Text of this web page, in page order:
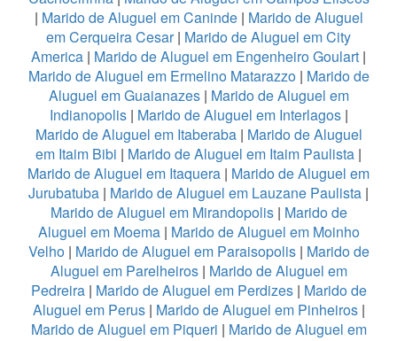
| Marido de Aluguel em Caninde| Marido de Aluguel
em Cerqueira Cesar| Marido de Aluguel em City
America | Marido de Aluguel em Engenheiro Goulart |
Marido de Aluguel em Ermelino Matarazzo | Marido de
Aluguel em Guaianazes| Marido de Aluguel em
Indianopolis| Marido de Aluguel em Interlagos|
Marido de Aluguel em Itaberaba| Marido de Aluguel
em Itaim Bibi | Marido de Aluguel em Itaim Paulista |
Marido de Aluguel em Itaquera | Marido de Aluguel em
Jurubatuba | Marido de Aluguel em Lauzane Paulista |
Marido de Aluguel em Mirandopolis| Marido de
Aluguel em Moema| Marido de Aluguel em Moinho
Velho | Marido de Aluguel em Paraisopolis| Marido de
Aluguel em Parelheiros| Marido de Aluguel em
Pedreira| Marido de Aluguel em Perdizes| Marido de
Aluguel em Perus| Marido de Aluguel em Pinheiros|
Marido de Aluguel em Piqueri | Marido de Aluguel em